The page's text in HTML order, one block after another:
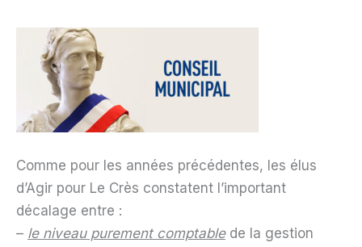
Comme pour les années précédentes, les élus
d’Agir pour Le Crès constatent l’important
décalage entre :
– le niveau purement comptablede la gestion